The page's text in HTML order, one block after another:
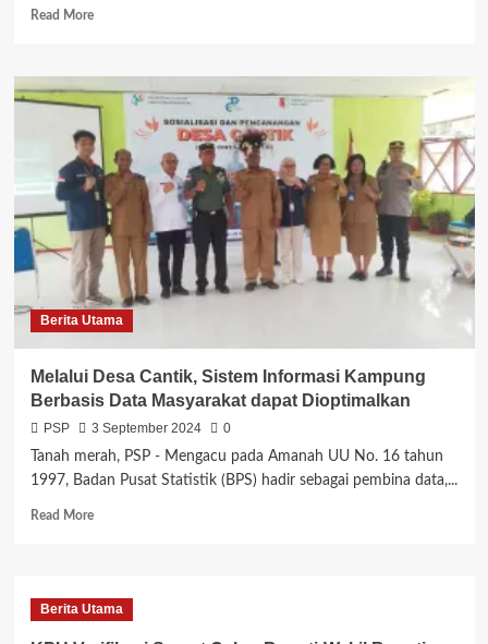
Read MoreRead
Lepas
Kontingan
PON
Aceh-
Sumut,
Rudy
Minta
Dukungan
Masyarakat
Papua
Selatan
Berita Utama
Melalui Desa Cantik, Sistem Informasi Kampung
Berbasis Data Masyarakat dapat Dioptimalkan
PSP 3 September 2024
0
Tanah merah, PSP - Mengacu pada Amanah UU No. 16 tahun
1997, Badan Pusat Statistik (BPS) hadir sebagai pembina data,...
Read MoreRead
Cantik,
Berita Utama